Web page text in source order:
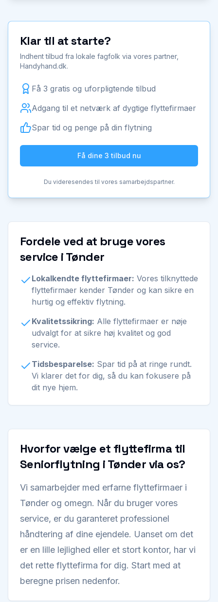
Klar til at starte?
Indhent tilbud fra lokale fagfolk via vores partner,
Handyhand.dk.
Få 3 gratis og uforpligtende tilbud
Adgang til et netværk af dygtige flyttefirmaer
Spar tid og penge på din flytning
Få dine 3 tilbud nu
Du videresendes til vores samarbejdspartner.
Fordele ved at bruge vores
service i Tønder
Lokalkendte flyttefirmaer: Vores tilknyttede
flyttefirmaer kender Tønder og kan sikre en
hurtig og effektiv flytning.
Kvalitetssikring: Alle flyttefirmaer er nøje
udvalgt for at sikre høj kvalitet og god
service.
Tidsbesparelse: Spar tid på at ringe rundt.
Vi klarer det for dig, så du kan fokusere på
dit nye hjem.
Hvorfor vælge et flyttefirma til
Seniorflytning i Tønder via os?
Vi samarbejder med erfarne flyttefirmaer i
Tønder og omegn. Når du bruger vores
service, er du garanteret professionel
håndtering af dine ejendele. Uanset om det
er en lille lejlighed eller et stort kontor, har vi
det rette flyttefirma for dig. Start med at
beregne prisen nedenfor.